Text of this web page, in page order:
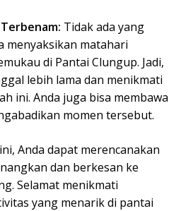
Tidak ada yang
menyaksikan matahari
di Pantai Clungup. Jadi,
lebih lama dan menikmati
ini. Anda juga bisa membawa
momen tersebut.
Anda dapat merencanakan
dan berkesan ke
Selamat menikmati
yang menarik di pantai